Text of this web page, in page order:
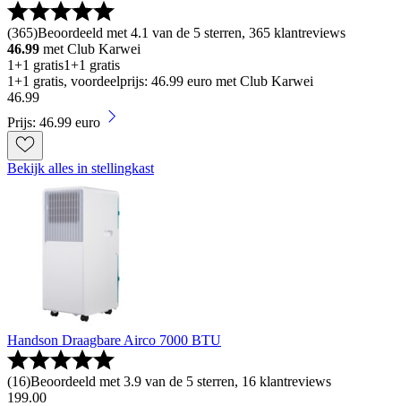
(365)Beoordeeld met 4.1 van de 5 sterren, 365 klantreviews
46.99 met Club Karwei
1+1 gratis1+1 gratis
1+1 gratis, voordeelprijs: 46.99 euro met Club Karwei
46.99
Prijs: 46.99 euro
Bekijk alles in stellingkast
Handson Draagbare Airco 7000 BTU
(16)Beoordeeld met 3.9 van de 5 sterren, 16 klantreviews
199.00